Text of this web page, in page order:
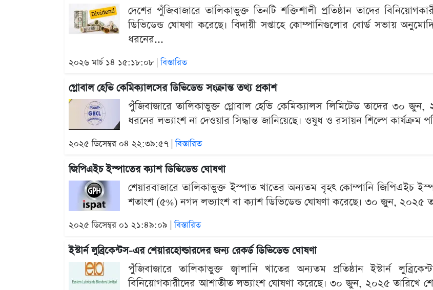
দেশের পুঁজিবাজারে তালিকাভুক্ত তিনটি শক্তিশালী প্রতিষ্ঠান তাদের
ডিভিডেন্ড ঘোষণা করেছে। বিদায়ী সপ্তাহে কোম্পানিগুলোর বোর্ড সভায়
ধরনের...
২০২৬ মার্চ ১৪ ১৫:১৮:০৮ |বিস্তারিত
গ্লোবাল হেভি কেমিক্যালসের ডিভিডেন্ড সংক্রান্ত তথ্য প্রকাশ
পুঁজিবাজারে তালিকাভুক্ত গ্লোবাল হেভি কেমিক্যালস লিমিটেড তাদের ৩০
ধরনের লভ্যাংশ না দেওয়ার সিদ্ধান্ত জানিয়েছে। ওষুধ ও রসায়ন শিল্পে কার্যক্রম
২০২৫ ডিসেম্বর ০৪ ২২:৩৯:৫৭ |বিস্তারিত
জিপিএইচ ইস্পাতের ক্যাশ ডিভিডেন্ড ঘোষণা
শেয়ারবাজারে তালিকাভুক্ত ইস্পাত খাতের অন্যতম বৃহৎ কোম্পানি জিপিএইচ
শতাংশ (৫%) নগদ লভ্যাংশ বা ক্যাশ ডিভিডেন্ড ঘোষণা করেছে। ৩০ জুন, ২০২৫
২০২৫ ডিসেম্বর ০১ ২১:৪৯:০৯ |বিস্তারিত
ইস্টার্ন লুব্রিকেন্টস-এর শেয়ারহোল্ডারদের জন্য রেকর্ড ডিভিডেন্ড ঘোষণা
পুঁজিবাজারে তালিকাভুক্ত জ্বালানি খাতের অন্যতম প্রতিষ্ঠান ইস্টার্ন
বিনিয়োগকারীদের আশাতীত লভ্যাংশ ঘোষণা করেছে। ৩০ জুন, ২০২৫ তারিখে